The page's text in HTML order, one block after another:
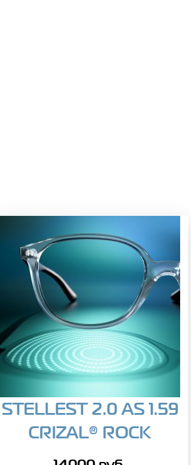
STELLEST 2.0 AS 1.59
CRIZAL® ROCK